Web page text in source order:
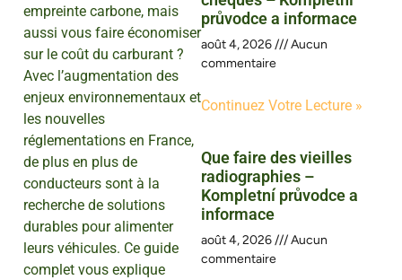
empreinte carbone, mais
aussi vous faire économiser
sur le coût du carburant ?
Avec l’augmentation des
enjeux environnementaux et
les nouvelles
réglementations en France,
de plus en plus de
conducteurs sont à la
recherche de solutions
durables pour alimenter
leurs véhicules. Ce guide
complet vous explique
průvodce a informace
août 4, 2026
Aucun
commentaire
Continuez Votre Lecture »
Que faire des vieilles
radiographies –
Kompletní průvodce a
informace
août 4, 2026
Aucun
commentaire